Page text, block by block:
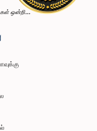
ஒன்றி...